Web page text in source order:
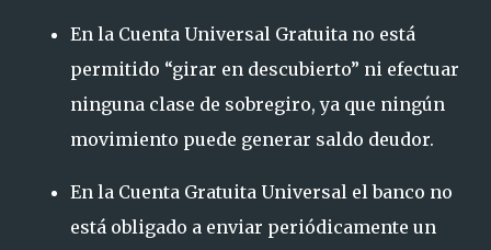
En la Cuenta Universal Gratuita no está
permitido “girar en descubierto” ni efectuar
ninguna clase de sobregiro, ya que ningún
movimiento puede generar saldo deudor.
En la Cuenta Gratuita Universal el banco no
está obligado a enviar periódicamente un